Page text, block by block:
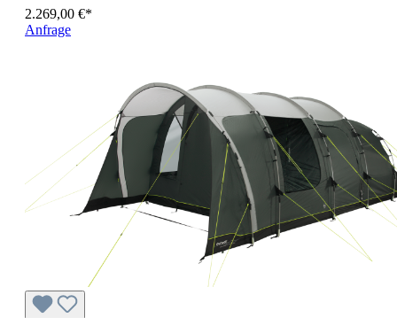
2.269,00 €*
Anfrage